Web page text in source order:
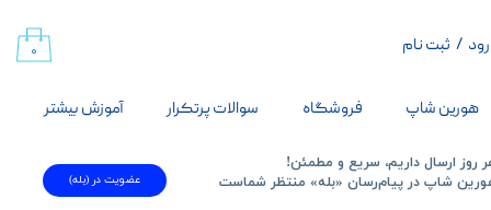
هورین شاپ فروشگاه سوالات پرتکرار آموزش بیشتر
/ ثبت نام
حساب کاربری من
تغییر گذر واژه
خروج از حساب کاربری
۰
روز ارسال داریم، سریع و مطمئن!
شاپ در پیام‌رسان «بله» منتظر شماست​​​​​​​
عضویت در (بله)